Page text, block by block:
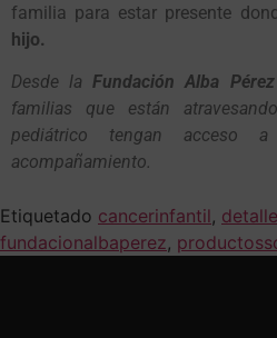
familia para estar presente do
hijo.
Desde laFundación Alba Pérez
familias que están atravesand
pediátrico tengan acceso
acompañamiento.
Etiquetado cancerinfantil,
fundacionalbaperez,